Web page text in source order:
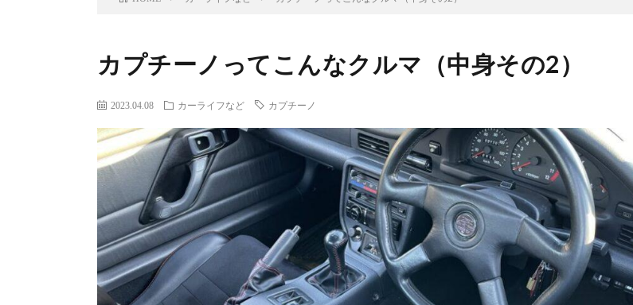
カプチーノってこんなクルマ（中身その2）
2023.04.08 カーライフなど カプチーノ